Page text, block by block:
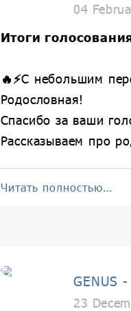
04
Итоги
🔥⚡️С небольшим
Родословная!
Спасибо за ваши
Рассказываем про
Читать полностью…
GENUS
23